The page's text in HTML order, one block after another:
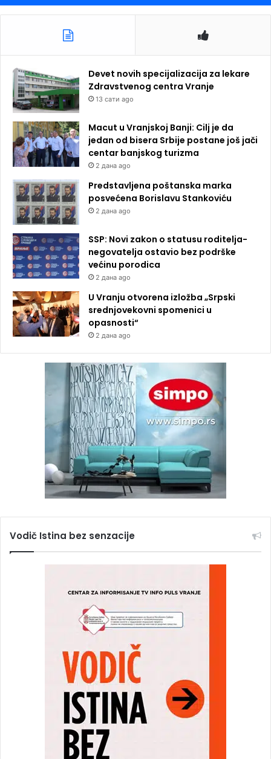
Devet novih specijalizacija za lekare
Zdravstvenog centra Vranje
13 сати ago
Macut u Vranjskoj Banji: Cilj je da
jedan od bisera Srbije postane još jači
centar banjskog turizma
2 дана ago
Predstavljena poštanska marka
posvećena Borislavu Stankoviću
2 дана ago
SSP: Novi zakon o statusu roditelja-
negovatelja ostavio bez podrške
većinu porodica
2 дана ago
U Vranju otvorena izložba „Srpski
srednjovekovni spomenici u
opasnosti“
2 дана ago
Vodič Istina bez senzacije